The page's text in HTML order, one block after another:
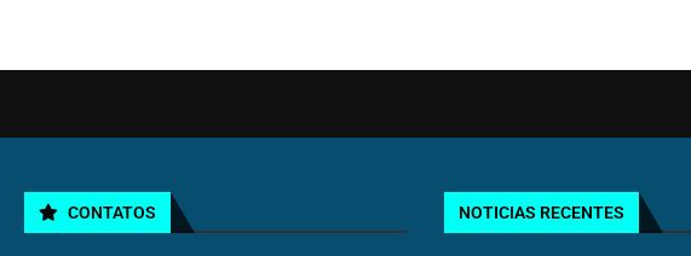
CONTATOS NOTICIAS RECENTES